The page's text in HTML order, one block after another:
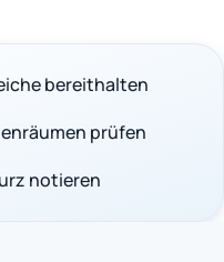
bereithalten
prüfen
notieren